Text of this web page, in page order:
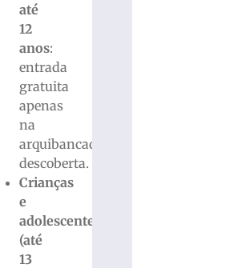
até
12
anos:
entrada
gratuita
apenas
na
arquibancada
descoberta.
Crianças
e
adolescentes
(até
13